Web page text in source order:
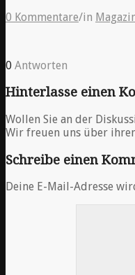
0 Kommentare/in
0 Antworten
Hinterlasse einen
Wollen Sie an der
Wir freuen uns über
Schreibe einen
Deine E-Mail-Adresse